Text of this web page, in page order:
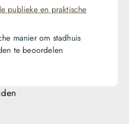
publieke en praktische
manier om stadhuis
te beoordelen